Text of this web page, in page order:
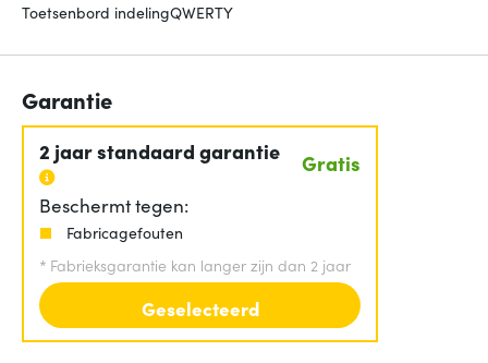
Toetsenbord indelingQWERTY
Garantie
2 jaar standaard garantie Gratis
Beschermt tegen:
Fabricagefouten
* Fabrieksgarantie kan langer zijn dan 2 jaar
Geselecteerd